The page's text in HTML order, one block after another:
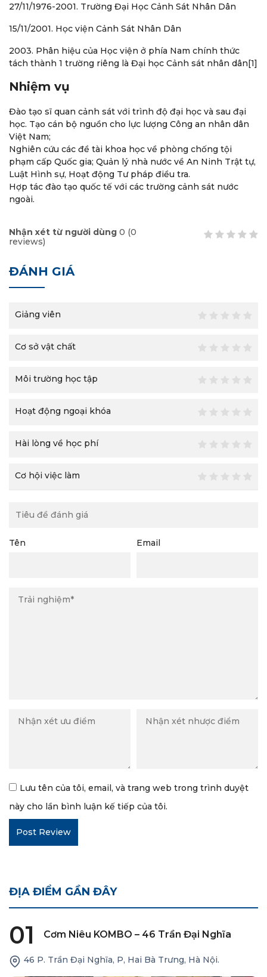
27/11/1976-2001. Trường Đại Học Cảnh Sát Nhân Dân
15/11/2001. Học viện Cảnh Sát Nhân Dân
2003. Phân hiệu của Học viện ở phía Nam chính thức
tách thành 1 trường riêng là Đại học Cảnh sát nhân dân[1]
Nhiệm vụ
Đào tạo sĩ quan cảnh sát với trình độ đại học và sau đại
học. Tạo cán bộ nguồn cho lực lượng Công an nhân dân
Việt Nam;
Nghiên cứu các đề tài khoa học về phòng chống tội
phạm cấp Quốc gia; Quản lý nhà nước về An Ninh Trật tự,
Luật Hình sự, Hoạt động Tư pháp điều tra.
Hợp tác đào tạo quốc tế với các trường cảnh sát nước
ngoài.
Nhận xét từ người dùng 0 (0
reviews)
ĐÁNH GIÁ
Giảng viên
Cơ sở vật chất
Môi trường học tập
Hoạt động ngoại khóa
Hài lòng về học phí
Cơ hội việc làm
Tên Email
Lưu tên của tôi, email, và trang web trong trình duyệt
này cho lần bình luận kế tiếp của tôi.
ĐỊA ĐIỂM GẦN ĐÂY
01 Cơm Niêu KOMBO – 46 Trần Đại Nghĩa
46 P. Trần Đại Nghĩa, P, Hai Bà Trưng, Hà Nội.